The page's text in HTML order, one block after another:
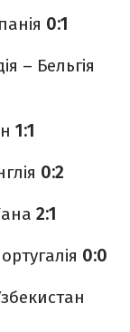
0:1
– Бельгія
1:1
0:2
2:1
0:0